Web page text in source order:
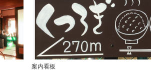
案内看板